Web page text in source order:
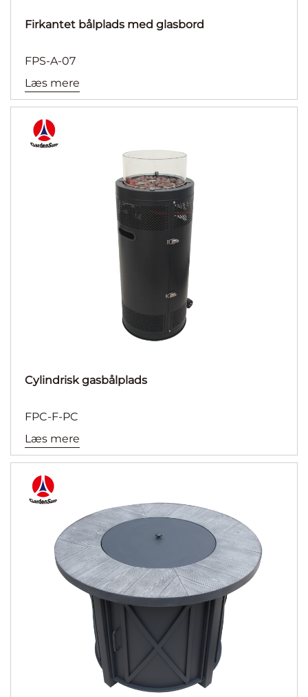
Firkantet bålplads med glasbord
FPS-A-07
Læs mere
Cylindrisk gasbålplads
FPC-F-PC
Læs mere